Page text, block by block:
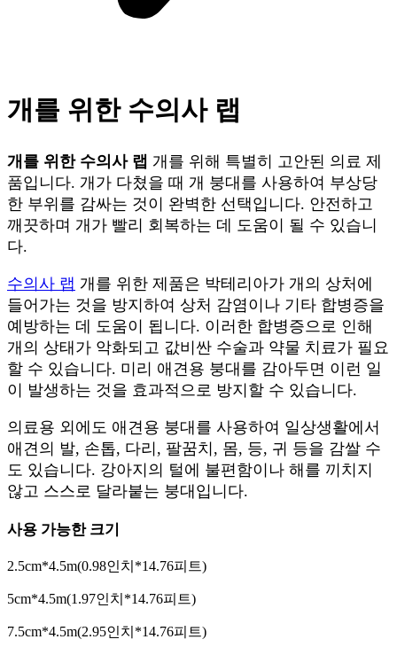
개를 위한 수의사 랩
개를 위한 수의사 랩 개를 위해 특별히 고안된 의료 제
품입니다. 개가 다쳤을 때 개 붕대를 사용하여 부상당
한 부위를 감싸는 것이 완벽한 선택입니다. 안전하고
깨끗하며 개가 빨리 회복하는 데 도움이 될 수 있습니
다.
수의사 랩 개를 위한 제품은 박테리아가 개의 상처에
들어가는 것을 방지하여 상처 감염이나 기타 합병증을
예방하는 데 도움이 됩니다. 이러한 합병증으로 인해
개의 상태가 악화되고 값비싼 수술과 약물 치료가 필요
할 수 있습니다. 미리 애견용 붕대를 감아두면 이런 일
이 발생하는 것을 효과적으로 방지할 수 있습니다.
의료용 외에도 애견용 붕대를 사용하여 일상생활에서
애견의 발, 손톱, 다리, 팔꿈치, 몸, 등, 귀 등을 감쌀 수
도 있습니다. 강아지의 털에 불편함이나 해를 끼치지
않고 스스로 달라붙는 붕대입니다.
사용 가능한 크기
2.5cm*4.5m(0.98인치*14.76피트)
5cm*4.5m(1.97인치*14.76피트)
7.5cm*4.5m(2.95인치*14.76피트)